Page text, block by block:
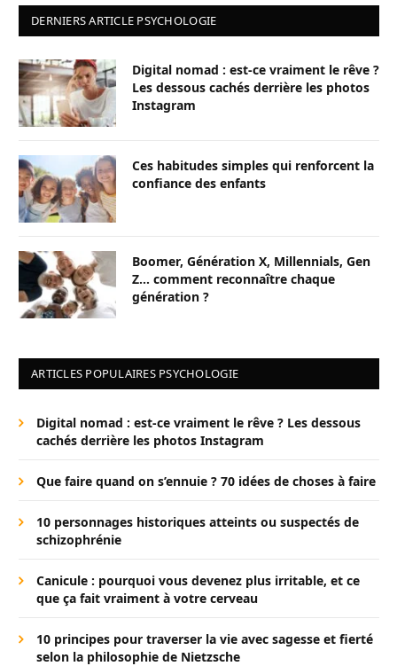
DERNIERS ARTICLE PSYCHOLOGIE
Digital nomad : est-ce vraiment le rêve ?
Les dessous cachés derrière les photos
Instagram
Ces habitudes simples qui renforcent la
confiance des enfants
Boomer, Génération X, Millennials, Gen
Z… comment reconnaître chaque
génération ?
ARTICLES POPULAIRES PSYCHOLOGIE
Digital nomad : est-ce vraiment le rêve ? Les dessous
cachés derrière les photos Instagram
Que faire quand on s’ennuie ? 70 idées de choses à faire
10 personnages historiques atteints ou suspectés de
schizophrénie
Canicule : pourquoi vous devenez plus irritable, et ce
que ça fait vraiment à votre cerveau
10 principes pour traverser la vie avec sagesse et fierté
selon la philosophie de Nietzsche